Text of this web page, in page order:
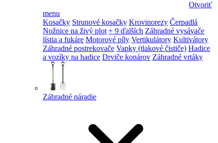
Otvoriť
menu
Kosačky Strunové kosačky Krovinorezy Čerpadlá
Nožnice na živý plot + 9 ďalších Záhradné vysávače
lístia a fukáre Motorové píly Vertikulátory Kultivátory
Záhradné postrekovače Vapky (tlakové čističe) Hadice
a vozíky na hadice Drviče konárov Záhradné vrtáky
Záhradné náradie